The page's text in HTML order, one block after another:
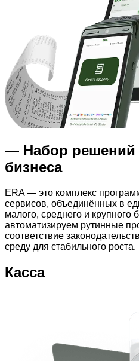
— Набор решений
бизнеса
ERA — это комплекс
сервисов, объединённых в
малого, среднего и крупного
автоматизируем рутинные
соответствие
среду для стабильного роста.
Касса